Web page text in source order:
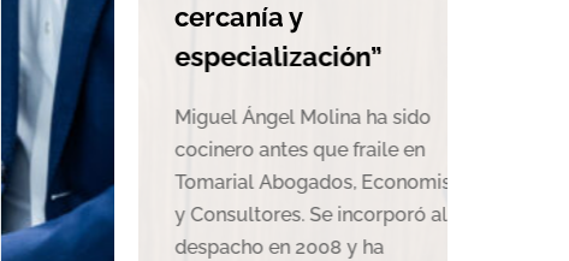
cercanía y
especialización”
Miguel Ángel Molina ha sido
cocinero antes que fraile en
Tomarial Abogados, Economistas
y Consultores. Se incorporó al
despacho en 2008 y ha